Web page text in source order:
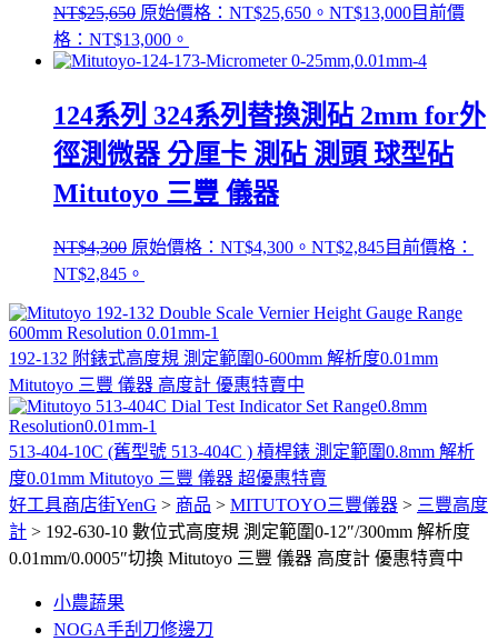
NT$25,650 原始價格：NT$25,650。 NT$13,000目前價
格：NT$13,000。
124系列 324系列替換測砧 2mm for外
徑測微器 分厘卡 測砧 測頭 球型砧
Mitutoyo 三豐 儀器
NT$4,300 原始價格：NT$4,300。 NT$2,845目前價格：
NT$2,845。
192-132 附錶式高度規 測定範圍0-600mm 解析度0.01mm
Mitutoyo 三豐 儀器 高度計 優惠特賣中
513-404-10C (舊型號 513-404C ) 槓桿錶 測定範圍0.8mm 解析
度0.01mm Mitutoyo 三豐 儀器 超優惠特賣
好工具商店街YenG > 商品 > MITUTOYO三豐儀器 > 三豐高度
計 > 192-630-10 數位式高度規 測定範圍0-12″/300mm 解析度
0.01mm/0.0005″切換 Mitutoyo 三豐 儀器 高度計 優惠特賣中
小農蔬果
NOGA手刮刀修邊刀